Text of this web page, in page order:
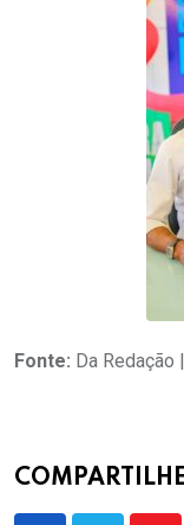
Fonte: Da Redação |